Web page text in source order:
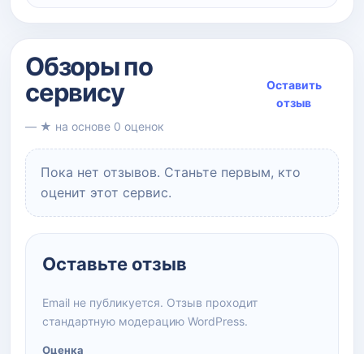
Обзоры по
сервису
— ★ на основе 0 оценок
Оставить
отзыв
Пока нет отзывов. Станьте первым, кто
оценит этот сервис.
Оставьте отзыв
Email не публикуется. Отзыв проходит
стандартную модерацию WordPress.
Оценка